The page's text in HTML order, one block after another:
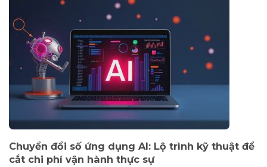
Chuyển đổi số ứng dụng AI: Lộ trình kỹ thuật để
cắt chi phí vận hành thực sự